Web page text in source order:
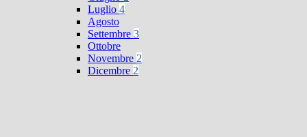
Luglio 4
Agosto
Settembre 3
Ottobre
Novembre 2
Dicembre 2